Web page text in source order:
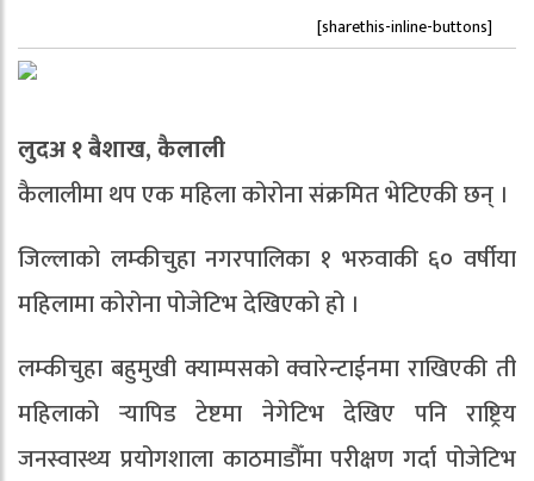
[sharethis-inline-buttons]
लुदअ १ बैशाख, कैलाली
कैलालीमा थप एक महिला कोरोना संक्रमित भेटिएकी छन् ।
जिल्लाको लम्कीचुहा नगरपालिका १ भरुवाकी ६० वर्षीया
महिलामा कोरोना पोजेटिभ देखिएको हो ।
लम्कीचुहा बहुमुखी क्याम्पसको क्वारेन्टाईनमा राखिएकी ती
महिलाको र्‍यापिड टेष्टमा नेगेटिभ देखिए पनि राष्ट्रिय
जनस्वास्थ्य प्रयोगशाला काठमाडौँमा परीक्षण गर्दा पोजेटिभ